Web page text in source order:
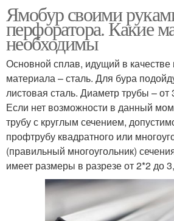
Ямобур своими
перфоратора. Какие
необходимы
Основной сплав, идущий в качестве
материала – сталь. Для бура
листовая сталь. Диаметр трубы –
Если нет возможности в данный
трубу с круглым сечением,
профтрубу квадратного или
(правильный многоугольник)
имеет размеры в разрезе от 2*2 до